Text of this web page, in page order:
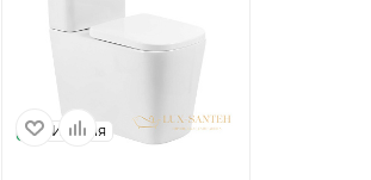
Италия